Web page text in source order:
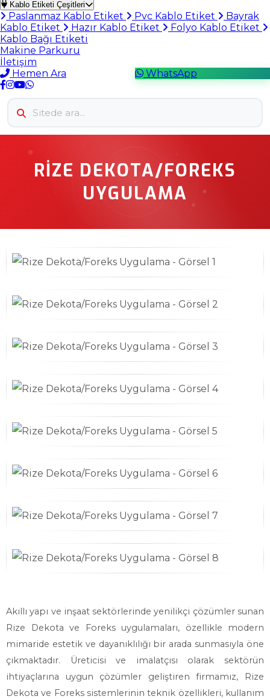
Kablo Etiketi Çeşitleri
Paslanmaz Kablo Etiket Pvc Kablo Etiket
Bayrak
Kablo Etiket
Hazır Kablo Etiket
Folyo Kablo Etiket
Kablo Bağı Etiketi
Makine Parkuru
İletişim
Hemen Ara
WhatsApp
RIZE DEKOTA/FOREKS
UYGULAMA
Akıllı yapı ve inşaat sektörlerinde yenilikçi çözümler sunan
Rize Dekota ve Foreks uygulamaları, özellikle modern
mimaride estetik ve dayanıklılığı bir arada sunmasıyla öne
çıkmaktadır. Üreticisi ve imalatçısı olarak sektörün
ihtiyaçlarına uygun çözümler geliştiren firmamız, Rize
Dekota ve Foreks sistemlerinin teknik özellikleri, kullanım